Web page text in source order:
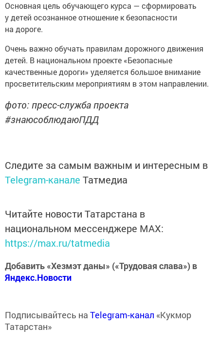
Основная цель обучающего курса — сформировать
у детей осознанное отношение к безопасности
на дороге.
Очень важно обучать правилам дорожного движения
детей. В национальном проекте «Безопасные
качественные дороги» уделяется большое внимание
просветительским мероприятиям в этом направлении.
фото: пресс-служба проекта
#знаюсоблюдаюПДД
Следите за самым важным и интересным в
Telegram-канале Татмедиа
Читайте новости Татарстана в
национальном мессенджере MАХ:
https://max.ru/tatmedia
Добавить «Хезмэт даны» («Трудовая слава») в
Яндекс.Новости
Подписывайтесь на Telegram-канал «Кукмор
Татарстан»